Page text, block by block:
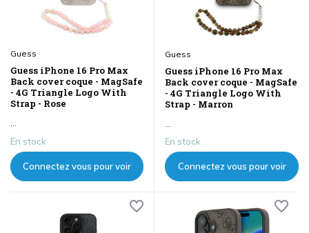
Guess
Guess iPhone 16 Pro Max
Back cover coque - MagSafe
- 4G Triangle Logo With
Strap - Rose
En stock
Connectez vous pour voir
Guess
Guess iPhone 16 Pro Max
Back cover coque - MagSafe
- 4G Triangle Logo With
Strap - Marron
En stock
Connectez vous pour voir